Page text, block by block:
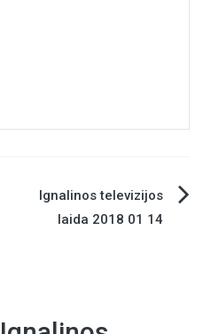
Ignalinos televizijos
laida 2018 01 14